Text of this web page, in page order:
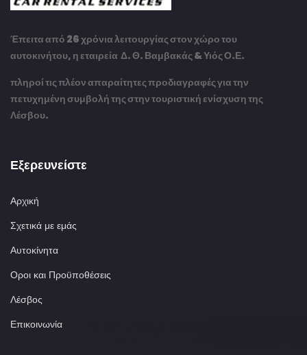
Έπειτα από 26 χρόνια λειτουργίας στον χώρο του
αυτοκινήτου, η εταιρεία Δ. Θ. Βαμβακάς & Υιός Ο.Ε.
πληροί τις πλέον απαραίτητες προδιαγραφές για την
πετυχημένη συμβολή της στην τουριστική ενίσχυση της
Λέσβου.
Εξερευνείστε
Αρχική
Σχετικά με εμάς
Αυτοκίνητα
Οροι και Προϋποθέσεις
Λέσβος
Επικοινωνία